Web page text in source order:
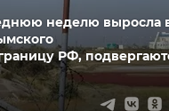
неделю выросла
РФ,